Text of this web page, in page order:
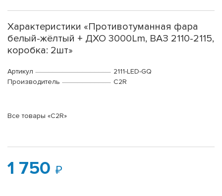
Характеристики «Противотуманная фара
белый-жёлтый + ДХО 3000Lm, ВАЗ 2110-2115,
коробка: 2шт»
Артикул
2111-LED-GQ
Производитель
C2R
Все товары «C2R»
1 750